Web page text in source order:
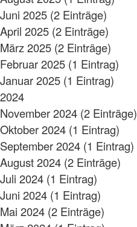
Juni 2025 (2 Einträge)
April 2025 (2 Einträge)
März 2025 (2 Einträge)
Februar 2025 (1 Eintrag)
Januar 2025 (1 Eintrag)
2024
November 2024 (2 Einträge)
Oktober 2024 (1 Eintrag)
September 2024 (1 Eintrag)
August 2024 (2 Einträge)
Juli 2024 (1 Eintrag)
Juni 2024 (1 Eintrag)
Mai 2024 (2 Einträge)